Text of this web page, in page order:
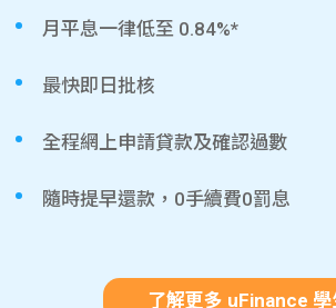
月平息一律低至 0.84%*
最快即日批核
全程網上申請貸款及確認過數
隨時提早還款，0手續費0罰息
了解更多 uFinance